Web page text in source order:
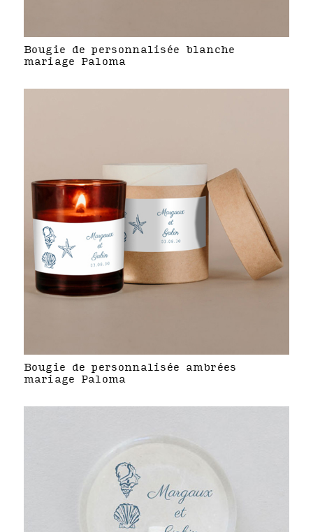
Bougie de personnalisée blanche
mariage Paloma
Bougie de personnalisée ambrées
mariage Paloma